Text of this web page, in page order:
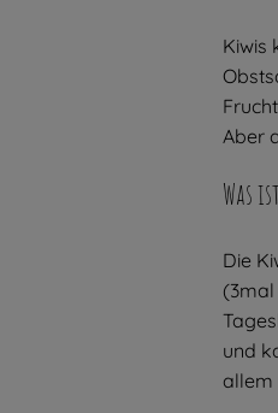
Kiwis
Aber
Was
Die
(3mal
und
allem